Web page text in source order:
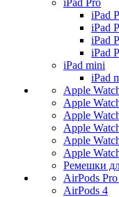
iPad Pro
iPad
iPad
iPad
iPad
iPad mini
iPad
Apple
Apple
Apple
Apple
Apple
Apple
Ремешки
AirPods
AirPods 4